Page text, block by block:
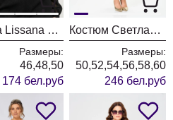
Блузка Lissana 5058 черный
Размеры:
46,48,50
174 бел.руб
Костюм Светлана-Стиль 2352 синий
Размеры:
50,52,54,56,58,60
246 бел.руб